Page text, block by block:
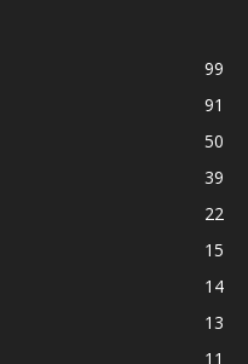
99
91
50
39
22
15
14
13
11